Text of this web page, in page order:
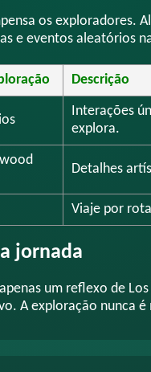
os exploradores.
e eventos aleatórios
Descrição
Interações
explora.
Detalhes
Viaje por
jornada
um reflexo de
A exploração nunca